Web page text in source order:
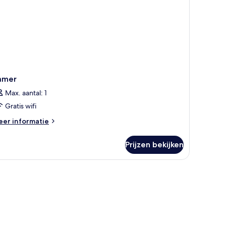
Max. aantal: 1
Gratis wifi
informatie
Prijzen bekijken